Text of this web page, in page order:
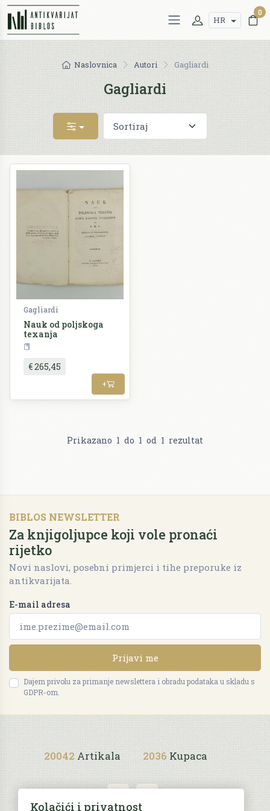
HR
0
Naslovnica Autori Gagliardi
Gagliardi
Gagliardi
Nauk od poljskoga
texanja
€ 265,45
+
Prikazano 1 do 1 od 1 rezultat
BIBLOS NEWSLETTER
Za knjigoljupce koji vole pronaći
rijetko
Novi naslovi, posebni primjerci i tihe preporuke iz
antikvarijata.
E-mail adresa
Prijavi me
Dajem privolu za primanje newslettera i obradu podataka u skladu s
GDPR-om.
20042 Artikala 2036 Kupaca
Kolačići i privatnost